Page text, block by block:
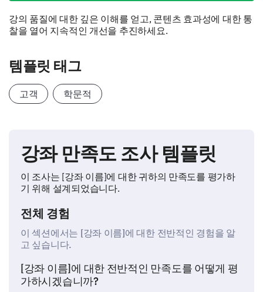
강의 품질에 대한 깊은 이해를 얻고, 콘텐츠 효과성에 대한 통
찰을 열어 지속적인 개선을 추진하세요.
템플릿 태그
고객 학문적
강좌 만족도 조사 템플릿
이 조사는 [강좌 이름]에 대한 귀하의 만족도를 평가하
기 위해 설계되었습니다.
전체 경험
이 섹션에서는 [강좌 이름]에 대한 전반적인 경험을 알
고 싶습니다.
[강좌 이름]에 대한 전반적인 만족도를 어떻게 평
가하시겠습니까?